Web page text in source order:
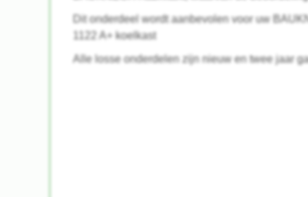
Dit onderdeel wordt aanbevolen voor uw
1122 A+ koelkast
Alle losse onderdelen zijn nieuw en twee jaar